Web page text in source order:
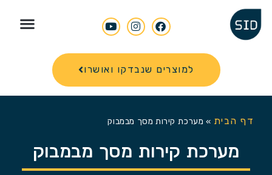
למוצרים שנבדקו ואושרו
דף הבית » מערכת קירות מסך מבמבוק
מערכת קירות מסך מבמבוק